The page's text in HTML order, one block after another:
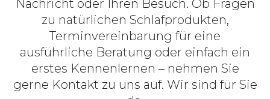
Nachricht oder Ihren Besuch. Ob Fragen
zu natürlichen Schlafprodukten,
Terminvereinbarung für eine
ausführliche Beratung oder einfach ein
erstes Kennenlernen – nehmen Sie
gerne Kontakt zu uns auf. Wir sind für Sie